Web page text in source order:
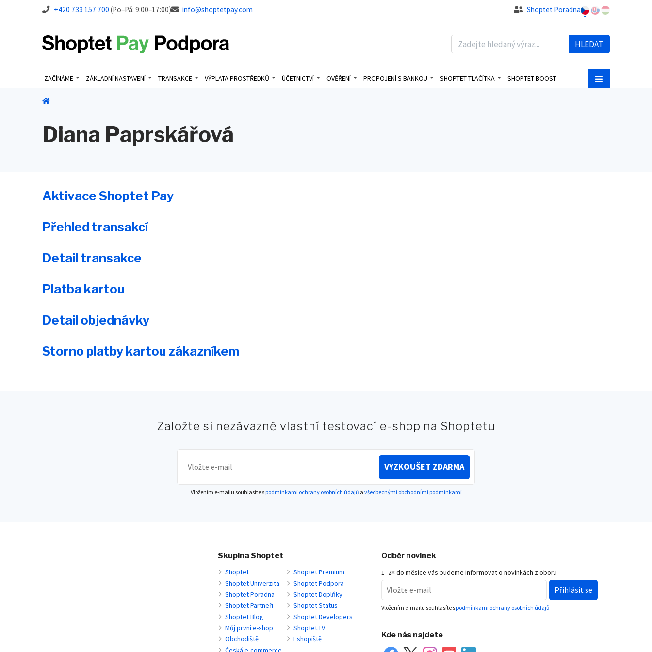
+420 733 157 700 (Po–Pá: 9:00–17:00) info@shoptetpay.com Shoptet Poradna
HLEDAT
ZAČÍNÁME ZÁKLADNÍ NASTAVENÍ TRANSAKCE VÝPLATA PROSTŘEDKŮ ÚČETNICTVÍ OVĚŘENÍ PROPOJENÍ S BANKOU SHOPTET TLAČÍTKA SHOPTET BOOST
Diana Paprskářová
Aktivace Shoptet Pay
Přehled transakcí
Detail transakce
Platba kartou
Detail objednávky
Storno platby kartou zákazníkem
Založte si nezávazně vlastní testovací e-shop na Shoptetu
VYZKOUŠET ZDARMA
Vložením e-mailu souhlasíte spodmínkami ochrany osobních údajů a všeobecnými obchodními podmínkami
Skupina Shoptet
Shoptet
Shoptet Premium
Shoptet Univerzita
Shoptet Podpora
Shoptet Poradna
Shoptet Doplňky
Shoptet Partneři
Shoptet Status
Shoptet Blog
Shoptet Developers
Můj první e-shop
Shoptet.TV
Obchodiště
Eshopiště
Česká e-commerce
Odběr novinek
1–2× do měsíce vás budeme informovat o novinkách z oboru
Přihlásit se
Vložením e-mailu souhlasíte spodmínkami ochrany osobních údajů
Kde nás najdete